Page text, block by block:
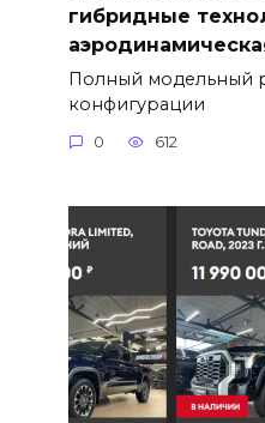
гибридные
Полный модельный
конфигурации
0 612